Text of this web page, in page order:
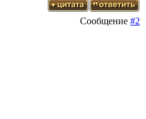
Сообщение #2